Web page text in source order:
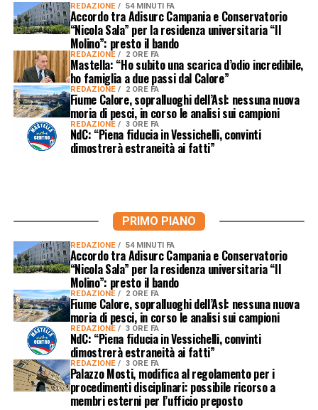
REDAZIONE 54 MINUTI FA
Accordo tra Adisurc Campania e Conservatorio
“Nicola Sala” per la residenza universitaria “Il
Molino”: presto il bando
REDAZIONE 2 ORE FA
Mastella: “Ho subito una scarica d’odio incredibile,
ho famiglia a due passi dal Calore”
REDAZIONE 2 ORE FA
Fiume Calore, sopralluoghi dell’Asl: nessuna nuova
moria di pesci, in corso le analisi sui campioni
REDAZIONE 3 ORE FA
NdC: “Piena fiducia in Vessichelli, convinti
dimostrerà estraneità ai fatti”
PRIMO PIANO
REDAZIONE 54 MINUTI FA
Accordo tra Adisurc Campania e Conservatorio
“Nicola Sala” per la residenza universitaria “Il
Molino”: presto il bando
REDAZIONE 2 ORE FA
Fiume Calore, sopralluoghi dell’Asl: nessuna nuova
moria di pesci, in corso le analisi sui campioni
REDAZIONE 3 ORE FA
NdC: “Piena fiducia in Vessichelli, convinti
dimostrerà estraneità ai fatti”
REDAZIONE 3 ORE FA
Palazzo Mosti, modifica al regolamento per i
procedimenti disciplinari: possibile ricorso a
membri esterni per l’ufficio preposto